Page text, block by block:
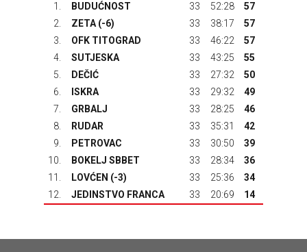
1. BUDUĆNOST 33 52:28
57
2.
ZETA (-6) 33 38:17
57
3.
OFK TITOGRAD 33 46:22
57
4.
SUTJESKA 33 43:25
55
5.
DEČIĆ 33 27:32
50
6.
ISKRA 33 29:32
49
7.
GRBALJ 33 28:25
46
8.
RUDAR 33 35:31
42
9.
PETROVAC 33 30:50
39
10.
BOKELJ SBBET 33 28:34
36
11.
LOVĆEN (-3) 33 25:36
34
12.
JEDINSTVO FRANCA 33 20:69 14